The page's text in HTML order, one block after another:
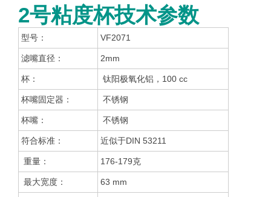
2号粘度杯技术参数
型号： VF2071
滤嘴直径： 2mm
杯： 钛阳极氧化铝，100 cc
杯嘴固定器： 不锈钢
杯嘴： 不锈钢
符合标准： 近似于DIN 53211
重量： 176-179克
最大宽度： 63 mm